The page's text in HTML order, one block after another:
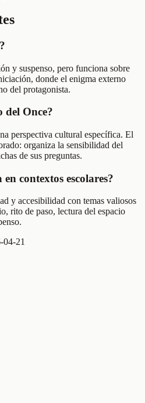
y suspenso, pero funciona sobre
donde el enigma externo
del protagonista.
del Once?
perspectiva cultural específica. El
organiza la sensibilidad del
de sus preguntas.
contextos escolares?
y accesibilidad con temas valiosos
rito de paso, lectura del espacio
04-21